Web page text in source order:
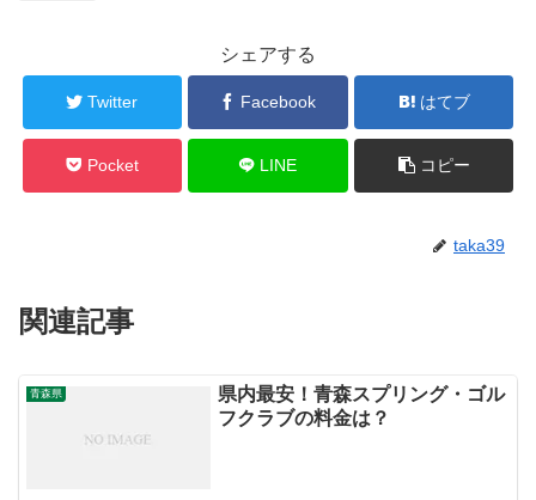
シェアする
Twitter Facebook はてブ
Pocket LINE コピー
taka39
関連記事
青森県
県内最安！青森スプリング・ゴル
フクラブの料金は？